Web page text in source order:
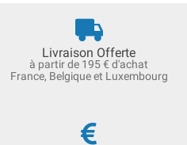
Livraison Offerte
à partir de 195 € d'achat
France, Belgique et Luxembourg